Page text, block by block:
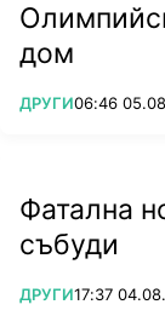
дом
ПОВЕЧЕ ОТ
ДРУГИ06:46
Фатална
събуди
ПОВЕЧЕ ОТ
ДРУГИ17:37